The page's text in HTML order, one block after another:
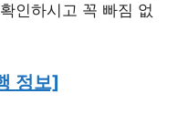
인하시고 꼭 빠짐 없
정보]